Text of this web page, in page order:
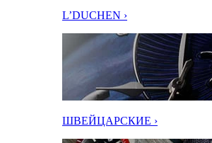
L’DUCHEN ›
ШВЕЙЦАРСКИЕ ›